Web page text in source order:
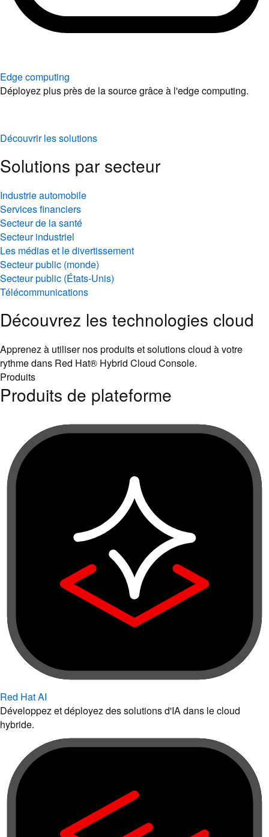
Edge computing
Déployez plus près de la source grâce à l'edge computing.
Découvrir les solutions
Solutions par secteur
Industrie automobile
Services financiers
Secteur de la santé
Secteur industriel
Les médias et le divertissement
Secteur public (monde)
Secteur public (États-Unis)
Télécommunications
Découvrez les technologies cloud
Apprenez à utiliser nos produits et solutions cloud à votre
rythme dans Red Hat® Hybrid Cloud Console.
Produits
Produits de plateforme
Red Hat AI
Développez et déployez des solutions d'IA dans le cloud
hybride.